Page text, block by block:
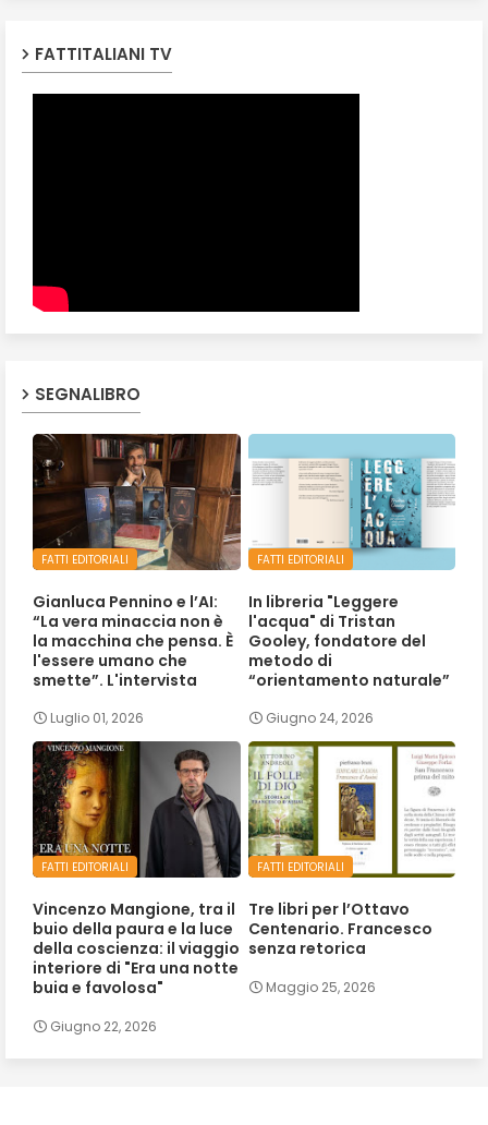
FATTITALIANI TV
SEGNALIBRO
FATTI EDITORIALI
Gianluca Pennino e l’AI:
“La vera minaccia non è
la macchina che pensa. È
l'essere umano che
smette”. L'intervista
Luglio 01, 2026
FATTI EDITORIALI
In libreria "Leggere
l'acqua" di Tristan
Gooley, fondatore del
metodo di
“orientamento naturale”
Giugno 24, 2026
FATTI EDITORIALI
Vincenzo Mangione, tra il
buio della paura e la luce
della coscienza: il viaggio
interiore di "Era una notte
buia e favolosa"
Giugno 22, 2026
FATTI EDITORIALI
Tre libri per l’Ottavo
Centenario. Francesco
senza retorica
Maggio 25, 2026